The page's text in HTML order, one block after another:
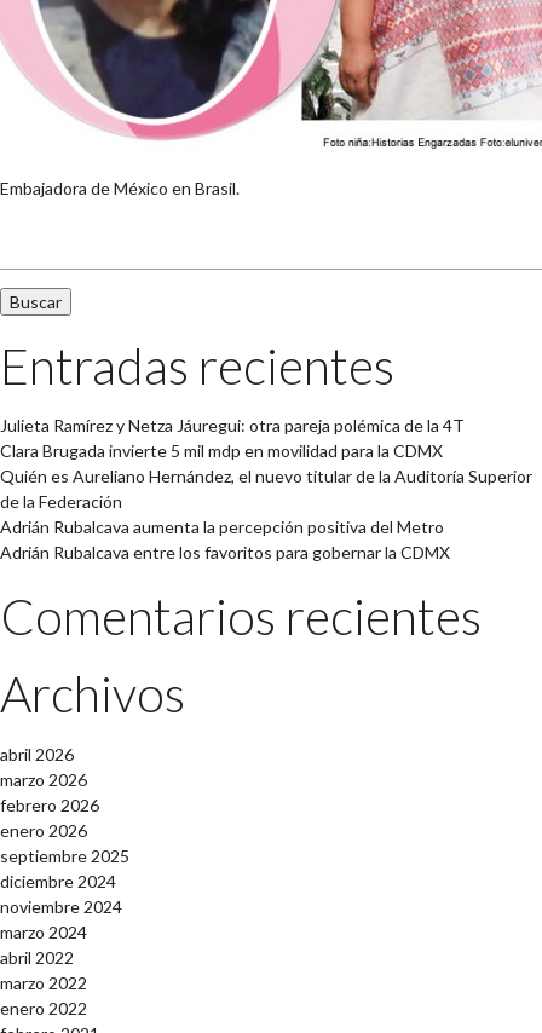
Embajadora de México en Brasil.
Entradas recientes
Julieta Ramírez y Netza Jáuregui: otra pareja polémica de la 4T
Clara Brugada invierte 5 mil mdp en movilidad para la CDMX
Quién es Aureliano Hernández, el nuevo titular de la Auditoría Superior
de la Federación
Adrián Rubalcava aumenta la percepción positiva del Metro
Adrián Rubalcava entre los favoritos para gobernar la CDMX
Comentarios recientes
Archivos
abril 2026
marzo 2026
febrero 2026
enero 2026
septiembre 2025
diciembre 2024
noviembre 2024
marzo 2024
abril 2022
marzo 2022
enero 2022